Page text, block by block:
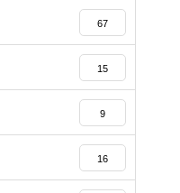
67
15
9
16